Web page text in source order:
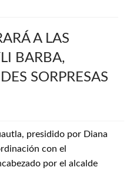
A LAS
BARBA,
SORPRESAS
presidido por Diana
con el
por el alcalde